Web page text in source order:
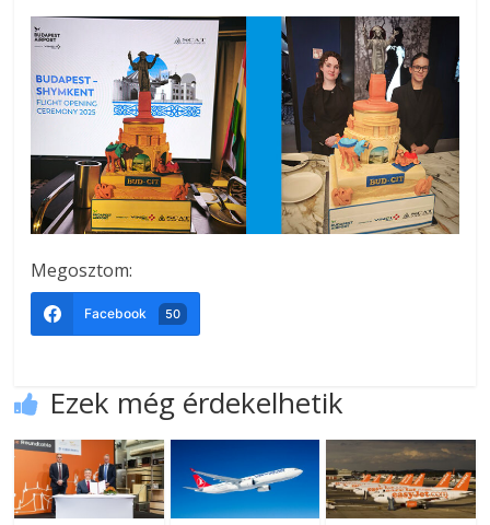
Megosztom:
Facebook 50
Ezek még érdekelhetik